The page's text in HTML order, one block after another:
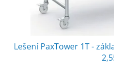
Lešení PaxTower 1T -